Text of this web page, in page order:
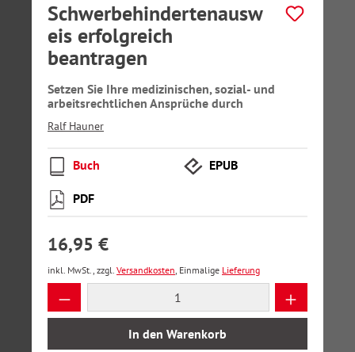
Schwerbehindertenausw
eis erfolgreich
beantragen
Setzen Sie Ihre medizinischen, sozial- und
arbeitsrechtlichen Ansprüche durch
Ralf Hauner
Buch EPUB
PDF
16,95 €
inkl. MwSt., zzgl. Versandkosten, Einmalige Lieferung
Produkt Anzahl: Gib den gewünschten
In den Warenkorb